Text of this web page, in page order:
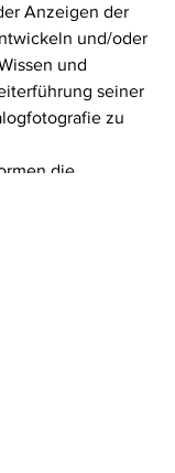
Anzeigen der
und/oder
und
seiner
zu
die